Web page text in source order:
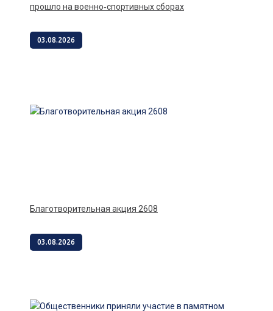
прошло на военно‑спортивных сборах
03.08.2026
Благотворительная акция 2608
03.08.2026